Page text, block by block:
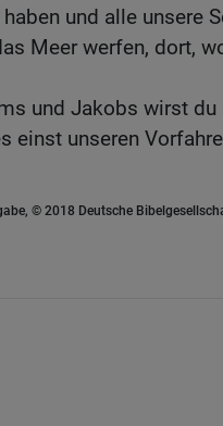
und alle unsere
Meer werfen, dort,
und Jakobs wirst
einst unseren
© 2018 Deutsche